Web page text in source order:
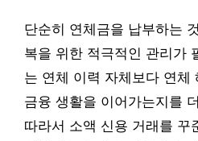
단순히 연체금을 납부하는
복을 위한 적극적인 관리가
는 연체 이력 자체보다 연체
금융 생활을 이어가는지를
따라서 소액 신용 거래를 꾸